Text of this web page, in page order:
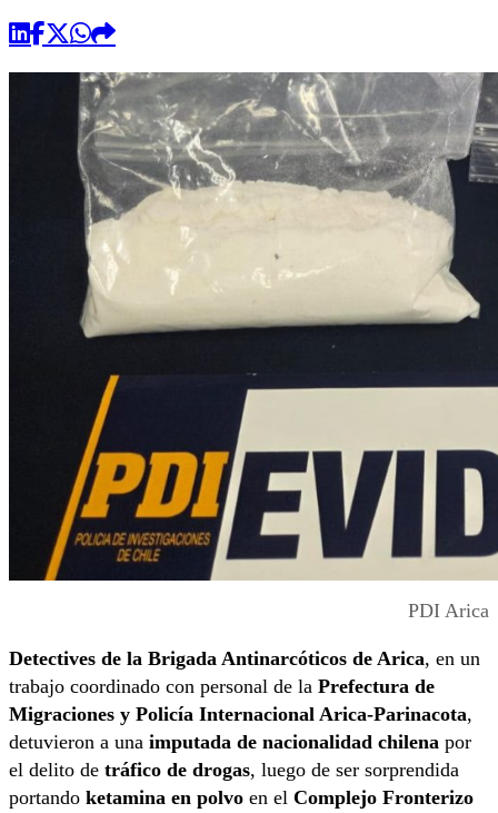
Universidad de Chile
Sustentabilidad
PDI Arica
Detectives de la Brigada Antinarcóticos de Arica, en un
trabajo coordinado con personal de la Prefectura de
Migraciones y Policía Internacional Arica-Parinacota,
detuvieron a una imputada de nacionalidad chilena por
el delito de tráfico de drogas, luego de ser sorprendida
portando ketamina en polvo en el Complejo Fronterizo